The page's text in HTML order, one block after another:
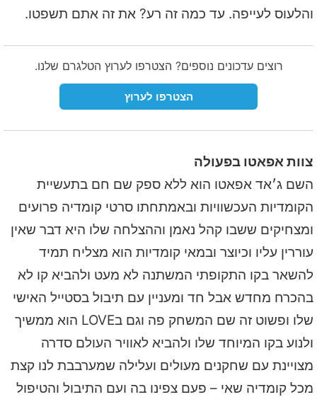
והלעוס לעייפה. עד כמה זה רע? את זה אתם תשפטו.
רוצים עדכונים נוספים? הצטרפו לערוץ הטלגרם שלנו.
הצטרפו לערוץ
צוות אפאטו בפעולה
השם ג׳אד אפאטו הוא ללא ספק שם חם בתעשיית
הקומדיות העכשוויות ובאמתחתו סרטי קומדיה פרועים
ומצחיקים ששבו קהל נאמן וההצלחה שלו היא דבר שאין
עוררין עליו וכיוצר ובמאי קומדיות הוא מצליח תמיד
להשאר בקו התקופתי המשתנה לא מעט ולהביא קו לא
בהכרח מחדש אבל חד ומעניין עם תיבול בסטייל האישי
שלו ופשוט זה שם המשחק פה וגם בLOVE הוא ממשיך
ולנוע בקו המיוחד שלו ולהביא לאוויר העולם סדרה
מצויינת עם שחקנים מעולים ועלילה שמערבבת לנו קצת
מכל קומדיה שאי – פעם צפינו בה ועם התיבול והטיפול